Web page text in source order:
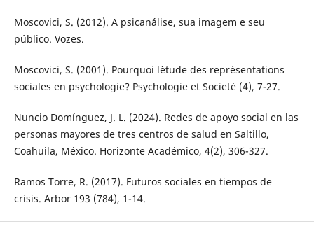
Moscovici, S. (2012). A psicanálise, sua imagem e seu
público. Vozes.
Moscovici, S. (2001). Pourquoi l´étude des représentations
sociales en psychologie? Psychologie et Societé (4), 7-27.
Nuncio Domínguez, J. L. (2024). Redes de apoyo social en las
personas mayores de tres centros de salud en Saltillo,
Coahuila, México. Horizonte Académico, 4(2), 306-327.
Ramos Torre, R. (2017). Futuros sociales en tiempos de
crisis. Arbor 193 (784), 1-14.